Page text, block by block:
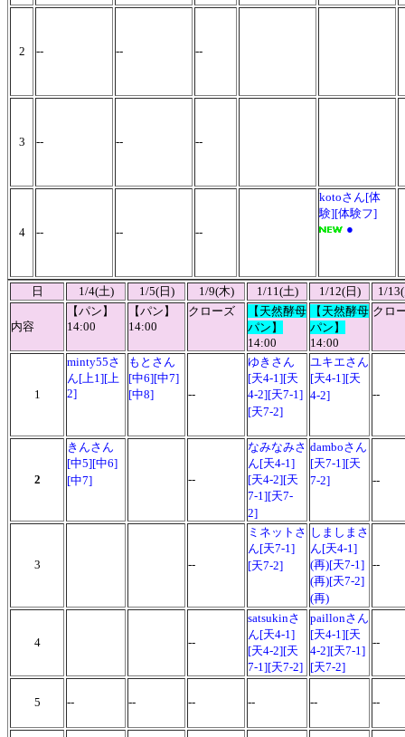
2 -- -- --
3 -- -- --
4 -- -- --
kotoさん[体
験][体験フ]
●
日 1/4(土) 1/5(日) 1/9(木) 1/11(土) 1/12(日) 1/
内容
【パン】
14:00
【パン】
14:00
クローズ
【天然酵母
パン】
14:00
【天然酵母
パン】
14:00
クロ
1
minty55さ
ん[上1][上
2]
もとさん
[中6][中7]
[中8]
--
ゆきさん
[天4-1][天
4-2][天7-1]
[天7-2]
ユキエさん
[天4-1][天
4-2]
--
2
きんさん
[中5][中6]
[中7]
--
なみなみさ
ん[天4-1]
[天4-2][天
7-1][天7-
2]
damboさん
[天7-1][天
7-2]
--
3 --
ミネットさ
ん[天7-1]
[天7-2]
しましまさ
ん[天4-1]
(再)[天7-1]
(再)[天7-2]
(再)
--
4 --
satsukinさ
ん[天4-1]
[天4-2][天
7-1][天7-2]
paillonさん
[天4-1][天
4-2][天7-1]
[天7-2]
--
5 -- -- -- -- -- --